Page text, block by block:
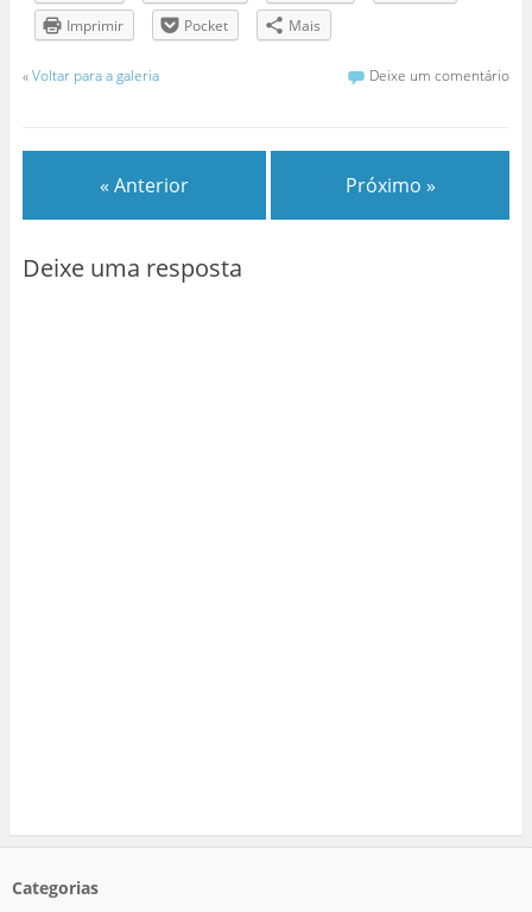
Imprimir
Pocket Mais
«Voltar para a galeria Deixe um comentário
« Anterior Próximo »
Deixe uma resposta
Categorias